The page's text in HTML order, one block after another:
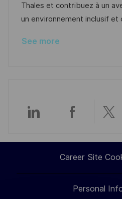
r
y
Thales et contribuez à un
un environnement inclusif et
See more
Share
via
LinkedIn
Share
via
Career Site
Personal